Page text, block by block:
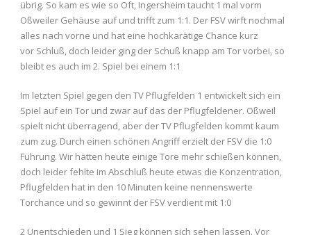
übrig. So kam es wie so Oft, Ingersheim taucht 1 mal vorm
Oßweiler Gehäuse auf und trifft zum 1:1. Der FSV wirft nochmal
alles nach vorne und hat eine hochkarätige Chance kurz
vor Schluß, doch leider ging der Schuß knapp am Tor vorbei, so
bleibt es auch im 2. Spiel bei einem 1:1
Im letzten Spiel gegen den TV Pflugfelden 1 entwickelt sich ein
Spiel auf ein Tor und zwar auf das der Pflugfeldener. Oßweil
spielt nicht überragend, aber der TV Pflugfelden kommt kaum
zum zug. Durch einen schönen Angriff erzielt der FSV die 1:0
Führung. Wir hätten heute einige Tore mehr schießen können,
doch leider fehlte im Abschluß heute etwas die Konzentration,
Pflugfelden hat in den 10 Minuten keine nennenswerte
Torchance und so gewinnt der FSV verdient mit 1:0
2 Unentschieden und 1 Sieg können sich sehen lassen. Vor